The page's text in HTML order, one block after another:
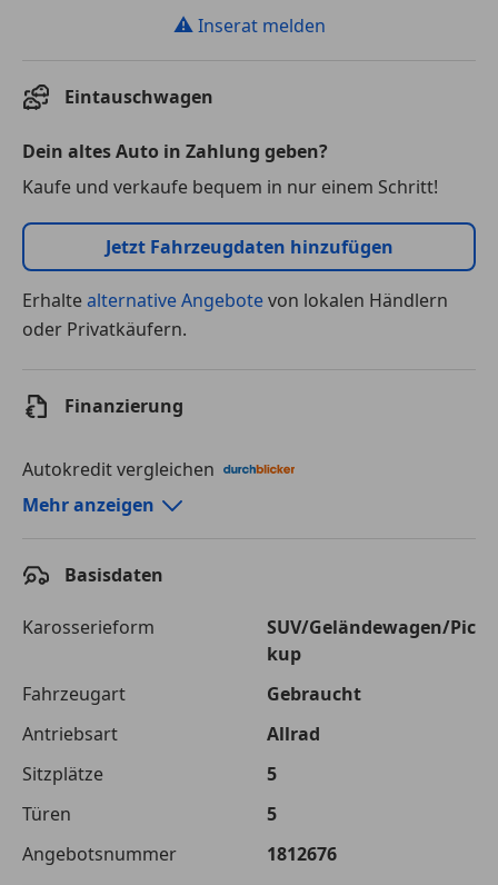
⚠ Inserat melden
Eintauschwagen
Dein altes Auto in Zahlung geben?
Kaufe und verkaufe bequem in nur einem Schritt!
Jetzt Fahrzeugdaten hinzufügen
Erhaltealternative Angebotevon lokalen Händlern
oder Privatkäufern.
Finanzierung
Autokredit vergleichen
Autokredit-Rechner von durchblicker.at
120 Monate
Kreditbetrag
€ 36 000,-
Gesamtbetrag
Einberechnete Gebühren
€ 0,-
Effektivzinsatz
Mehr anzeigen
Basisdaten
Karosserieform
SUV/Geländewagen/Pic
kup
Fahrzeugart
Gebraucht
Antriebsart
Allrad
Sitzplätze
5
Türen
5
Angebotsnummer
1812676